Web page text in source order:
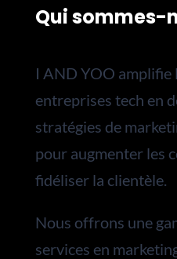
Qui sommes-
I AND YOO amplifie
entreprises tech en
stratégies de
pour augmenter les
fidéliser la clientèle.
Nous offrons une
services en